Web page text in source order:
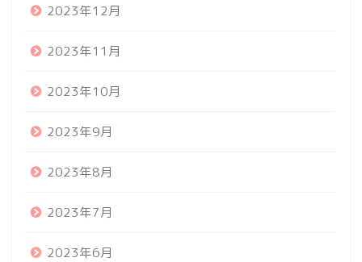
2023年12月
2023年11月
2023年10月
2023年9月
2023年8月
2023年7月
2023年6月